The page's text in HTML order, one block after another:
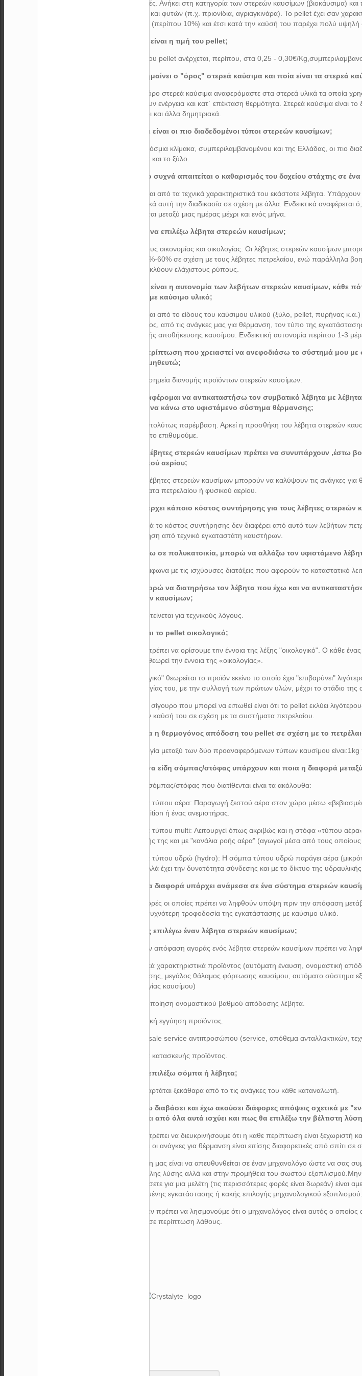
συμπαγές. Ανήκει στη κατηγορία των στερεών καυσίμων (βιοκάυσιμα)
ξύλου ή και φυτών (π.χ. πριονίδια, αγριαγκινάρα). Το pellet έχει σαν
υγρασία (περίπου 10%) και έτσι κατά την καύσή του παρέχει πολύ
2) Ποια είναι η τιμή του pellet;
Η τιμή του pellet ανέρχεται, περίπου, στα 0,25 - 0,30€/
3) Τι σημαίνει ο "όρος" στερεά καύσιμα και ποία είναι τα στερεά
Με τον όρο στερεά καύσιμα αναφερόμαστε στα στερεά υλικά τα οποία
παράγουν ενέργεια και κατ΄ επέκταση θερμότητα. Στερεά καύσιμα είναι
το σιτάρι και άλλα δημητριακά.
4) Ποιοι είναι οι πιο διαδεδομένοι τύποι στερεών καυσίμων;
Σε παγκόσμια κλίμακα, συμπεριλαμβανομένου και της Ελλάδας, οι πιο
το pellet και το ξύλο.
5) Πόσο συχνά απαιτείται ο καθαρισμός του δοχείου στάχτης σε
Εξαρτάται από τα τεχνικά χαρακτηριστικά του εκάστοτε λέβητα.
σημαντικά αυτή την διαδικασία σε σχέση με άλλα. Ενδεικτικά αναφέρεται
κυμαίνεται μεταξύ μιας ημέρας μέχρι και ενός μήνα.
6) Γιατί να επιλέξω λέβητα στερεών καυσίμων;
Για λόγους οικονομίας και οικολογίας. Οι λέβητες στερεών καυσίμων
κατά 40%-60% σε σχέση με τους λέβητες πετρελαίου, ενώ παράλληλα
καθώς εκλύουν ελάχιστους ρύπους.
7) Ποια είναι η αυτονομία των λεβήτων στερεών καυσίμων, κάθε
λέβητα με καύσιμο υλικό;
Εξαρτάται από το είδους του καύσιμου υλικού (ξύλο, pellet, πυρήνας
προϊόντος, από τις ανάγκες μας για θέρμανση, τον τύπο της
δεξαμενής αποθήκευσης καυσίμου. Ενδεικτική αυτονομία περίπου 1-3
8) Σε περίπτωση που χρειαστεί να ανεφοδιάσω το σύστημά μου
τα προμηθευτώ;
Από τα σημεία διανομής προϊόντων στερεών καυσίμων.
9) Ενδιαφέρομαι να αντικαταστήσω τον συμβατικό λέβητα με
πρέπει να κάνω στο υφιστάμενο σύστημα θέρμανσης;
Καμία απολύτως παρέμβαση. Αρκεί η προσθήκη του λέβητα στερεών
εφόσον το επιθυμούμε.
10) Οι λέβητες στερεών καυσίμων πρέπει να συνυπάρχουν ,έστω
ή φυσικού αερίου;
Όχι, οι λέβητες στερεών καυσίμων μπορούν να καλύψουν τις ανάγκες
συστήματα πετρελαίου ή φυσικού αερίου.
11) Υπάρχει κάποιο κόστος συντήρησης για τους λέβητες στερεών
Ναι, αλλά το κόστος συντήρησης δεν διαφέρει από αυτό των λεβήτων
συντήρηση από τεχνικό εγκαταστάτη καυστήρων.
12) Μένω σε πολυκατοικία, μπορώ να αλλάξω τον υφιστάμενο
Ναι, σύμφωνα με τις ισχύουσες διατάξεις που αφορούν το καταστατικό
13) Μπορώ να διατηρήσω τον λέβητα που έχω και να
στερεών καυσίμων;
Δεν προτείνεται για τεχνικούς λόγους.
14) Είναι το pellet οικολογικό;
Αρχικά πρέπει να ορίσουμε τnν έννοια της λέξης "οικολογικό". Ο κάθε
εκείνος θεωρεί την έννοια της «οικολογίας».
"Οικολογικό" θεωρείται το προϊόν εκείνο το οποίο έχει "επιβαρύνει"
δημιουργίας του, με την συλλογή των πρώτων υλών, μέχρι το στάδιο
Το μόνο σίγουρο που μπορεί να ειπωθεί είναι ότι το pellet εκλύει
κατά την καύσή του σε σχέση με τα συστήματα πετρελαίου.
15) Ποια η θερμογόνος απόδοση του pellet σε σχέση με το
Η αναλογία μεταξύ των δύο προαναφερόμενων τύπων καυσίμου
16) Πόσα είδη σόμπας/στόφας υπάρχουν και ποια η διαφορά
Τα είδη σόμπας/στόφας που διατίθενται είναι τα ακόλουθα:
• Σόμπα τύπου αέρα: Παραγωγή ζεστού αέρα στον χώρο μέσω
air-condition ή ένας ανεμιστήρας.
• Σόμπα τύπου multi: Λειτουργεί όπως ακριβώς και η στόφα «τύπου
σύνδεσής της και με "κανάλια ροής αέρα" (αγωγοί μέσα από τους
• Σόμπα τύπου υδρώ (hydro): Η σόμπα τύπου υδρώ παράγει αέρα
αέρα) αλλά έχει την δυνατότητα σύνδεσης και με το δίκτυο της
17) Ποια διαφορά υπάρχει ανάμεσα σε ένα σύστημα στερεών
Οι διαφορές οι οποίες πρέπει να ληφθούν υπόψη πριν την απόφαση
είναι η συχνότερη τροφοδοσία της εγκατάστασης με καύσιμο υλικό.
18) Πως επιλέγω έναν λέβητα στερεών καυσίμων;
Κατά την απόφαση αγοράς ενός λέβητα στερεών καυσίμων πρέπει να
1. Τεχνικά χαρακτηριστικά προϊόντος (αυτόματη έναυση, ονομαστική
πυρόλυσης, μεγάλος θάλαμος φόρτωσης καυσίμου, αυτόματο σύστημα
δοσολογίας καυσίμου)
2. Πιστοποίηση ονομαστικού βαθμού απόδοσης λέβητα.
3. Χρονική εγγύηση προϊόντος.
4. After sale service αντιπροσώπου (service, απόθεμα ανταλλακτικών,
5. Χώρα κατασκευής προϊόντος.
19) Να επιλέξω σόμπα ή λέβητα;
Αυτό εξαρτάται ξεκάθαρα από το τις ανάγκες του κάθε καταναλωτή.
20) Έχω διαβάσει και έχω ακούσει διάφορες απόψεις σχετικά με
Τελικά τι από όλα αυτά ισχύει και πως θα επιλέξω την βέλτιστη
Αρχικά πρέπει να διευκρινήσουμε ότι η καθε περίπτωση είναι ξεχωριστή
αλλά και οι ανάγκες για θέρμανση είναι επίσης διαφορετικές από σπίτι
Η άποψη μας είναι να απευθυνθείται σε έναν μηχανολόγο ώστε να σας
κατάλληλης λύσης αλλά και στην προμήθεια του σωστού
δαπανήσετε για μια μελέτη (τις περισσότερες φορές είναι δωρεάν) είναι
λανθασμένης εγκατάστασης ή κακής επιλογής μηχανολογικού εξοπλισμού.
Τελος δεν πρέπει να λησμονούμε ότι ο μηχανολόγος είναι αυτός ο
ευθύνη σε περίπτωση λάθους.